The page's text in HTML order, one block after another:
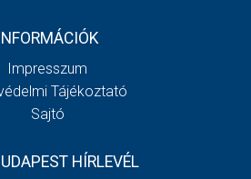
Impresszum
Tájékoztató
Sajtó
HÍRLEVÉL